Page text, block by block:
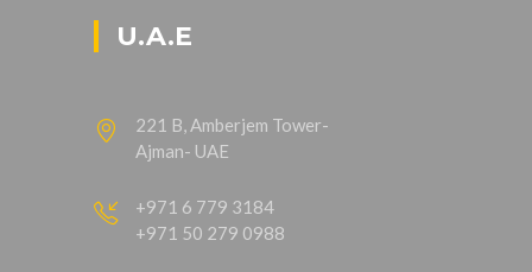
U.A.E
221 B, Amberjem Tower-
Ajman- UAE
+971 6 779 3184
+971 50 279 0988